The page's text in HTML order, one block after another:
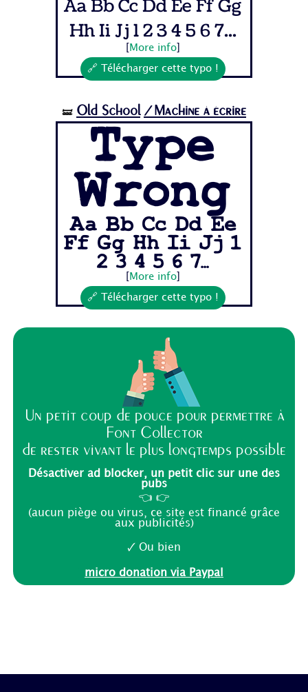
Aa Bb Cc Dd Ee Ff Gg
Hh Ii Jj 1 2 3 4 5 6 7...
More info]
🔗 Télécharger cette typo !
🝛 Old School /Machine à écrire
Type
Wrong
Aa Bb Cc Dd Ee
Ff Gg Hh Ii Jj 1
2 3 4 5 6 7...
More info]
🔗 Télécharger cette typo !
Un petit coup de pouce pour permettre à
Font Collector
de rester vivant le plus longtemps possible
Désactiver ad blocker, un petit clic sur une des
pubs
👈 👉
(aucun piège ou virus, ce site est financé grâce
aux publicités)
🗸 Ou bien
micro donation via Paypal